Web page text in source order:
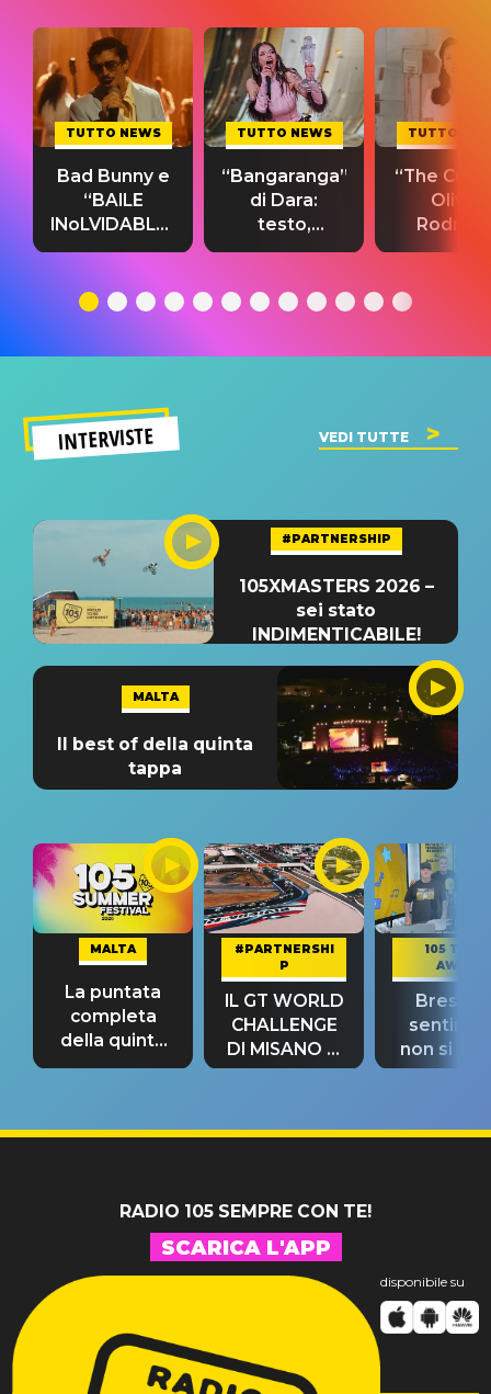
TUTTO NEWS
Bad Bunny e
“BAILE
INoLVIDABLE”:
testo,
significato
TUTTO NEWS
“Bangaranga”
di Dara:
testo,
traduzione e
del singolo
TUTTO
“The
Olivia
testo,
INTERVISTE VEDI TUTTE
#PARTNERSHIP
105XMASTERS 2026 –
sei stato
INDIMENTICABILE!
MALTA
Il best of della quinta
tappa
MALTA
La puntata
completa
della quinta
tappa
#PARTNERSHI
P
IL GT WORLD
CHALLENGE
DI MISANO si
riconferma
105 TAKE
AWAY
Bresh:
non si
fino alla
RADIO 105 SEMPRE CON TE!
SCARICA L'APP
disponibile su